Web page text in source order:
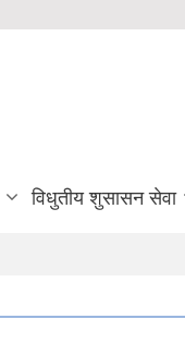
विधुतीय शुसासन सेवा